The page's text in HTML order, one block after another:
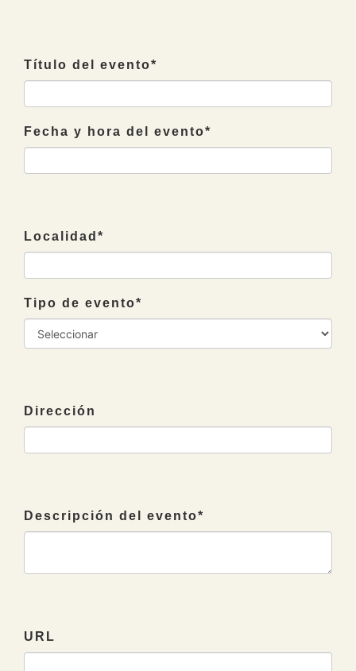
Título del evento*
Fecha y hora del evento*
Localidad *
Tipo de evento*
Dirección
Descripción del evento*
URL